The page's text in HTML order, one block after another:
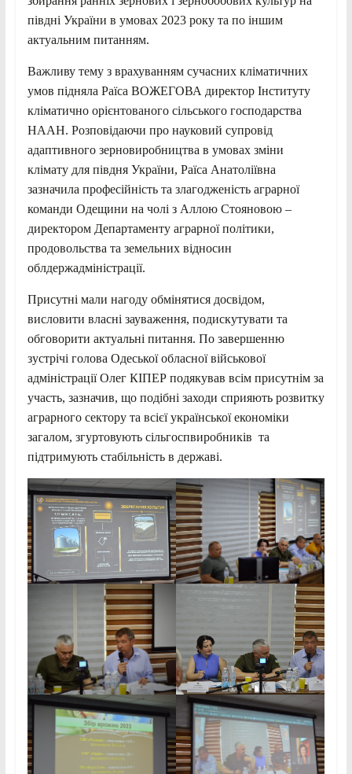
півдні України в умовах 2023 року та по іншим
актуальним питанням.
Важливу тему з врахуванням сучасних кліматичних
умов підняла Раїса ВОЖЕГОВА директор Інституту
кліматично орієнтованого сільського господарства
НААН. Розповідаючи про науковий супровід
адаптивного зерновиробництва в умовах зміни
клімату для півдня України, Раїса Анатоліївна
зазначила професійність та злагодженість аграрної
команди Одещини на чолі з Аллою Стояновою –
директором Департаменту аграрної політики,
продовольства та земельних відносин
облдержадміністрації.
Присутні мали нагоду обмінятися досвідом,
висловити власні зауваження, подискутувати та
обговорити актуальні питання. По завершенню
зустрічі голова Одеської обласної військової
адміністрації Олег КІПЕР подякував всім присутнім за
участь, зазначив, що подібні заходи сприяють розвитку
аграрного сектору та всієї української економіки
загалом, згуртовують сільгоспвиробників та
підтримують стабільність в державі.